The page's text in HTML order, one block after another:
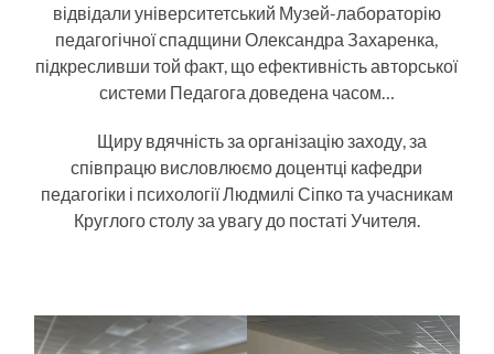
відвідали університетський Музей-лабораторію
педагогічної спадщини Олександра Захаренка,
підкресливши той факт, що ефективність авторської
системи Педагога доведена часом…
Щиру вдячність за організацію заходу, за
співпрацю висловлюємо доцентці кафедри
педагогіки і психології Людмилі Сіпко та учасникам
Круглого столу за увагу до постаті Учителя.